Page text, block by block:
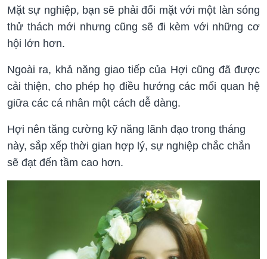
Mặt sự nghiệp, bạn sẽ phải đối mặt với một làn sóng
thử thách mới nhưng cũng sẽ đi kèm với những cơ
hội lớn hơn.
Ngoài ra, khả năng giao tiếp của Hợi cũng đã được
cải thiện, cho phép họ điều hướng các mối quan hệ
giữa các cá nhân một cách dễ dàng.
Hợi nên tăng cường kỹ năng lãnh đạo trong tháng
này, sắp xếp thời gian hợp lý, sự nghiệp chắc chắn
sẽ đạt đến tầm cao hơn.